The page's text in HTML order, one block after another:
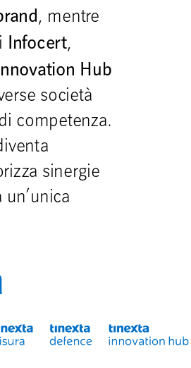
, mentre
Infocert,
nnovation Hub
società
competenza.
sinergie